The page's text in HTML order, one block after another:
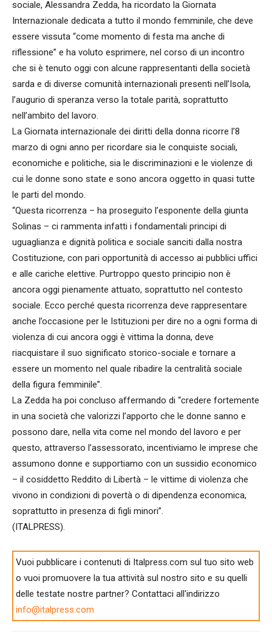
sociale, Alessandra Zedda, ha ricordato la Giornata
Internazionale dedicata a tutto il mondo femminile, che deve
essere vissuta “come momento di festa ma anche di
riflessione” e ha voluto esprimere, nel corso di un incontro
che si è tenuto oggi con alcune rappresentanti della società
sarda e di diverse comunità internazionali presenti nell’Isola,
l’augurio di speranza verso la totale parità, soprattutto
nell’ambito del lavoro.
La Giornata internazionale dei diritti della donna ricorre l’8
marzo di ogni anno per ricordare sia le conquiste sociali,
economiche e politiche, sia le discriminazioni e le violenze di
cui le donne sono state e sono ancora oggetto in quasi tutte
le parti del mondo.
“Questa ricorrenza – ha proseguito l’esponente della giunta
Solinas – ci rammenta infatti i fondamentali principi di
uguaglianza e dignità politica e sociale sanciti dalla nostra
Costituzione, con pari opportunità di accesso ai pubblici uffici
e alle cariche elettive. Purtroppo questo principio non è
ancora oggi pienamente attuato, soprattutto nel contesto
sociale. Ecco perché questa ricorrenza deve rappresentare
anche l’occasione per le Istituzioni per dire no a ogni forma di
violenza di cui ancora oggi è vittima la donna, deve
riacquistare il suo significato storico-sociale e tornare a
essere un momento nel quale ribadire la centralità sociale
della figura femminile”.
La Zedda ha poi concluso affermando di “credere fortemente
in una società che valorizzi l’apporto che le donne sanno e
possono dare, nella vita come nel mondo del lavoro e per
questo, attraverso l’assessorato, incentiviamo le imprese che
assumono donne e supportiamo con un sussidio economico
– il cosiddetto Reddito di Libertà – le vittime di violenza che
vivono in condizioni di povertà o di dipendenza economica,
soprattutto in presenza di figli minori”.
(ITALPRESS).
Vuoi pubblicare i contenuti di Italpress.com sul tuo sito web
o vuoi promuovere la tua attività sul nostro sito e su quelli
delle testate nostre partner? Contattaci all'indirizzo
info@italpress.com